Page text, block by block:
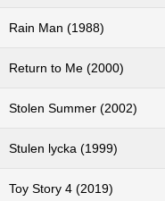
Rain Man (1988)
Return to Me (2000)
Stolen Summer (2002)
Stulen lycka (1999)
Toy Story 4 (2019)